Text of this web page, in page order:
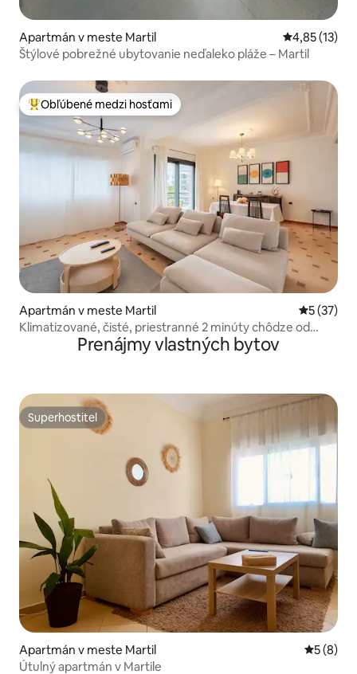
Apartmán v meste Martil Priemerné
4,85 (13)
Štýlové pobrežné ubytovanie neďaleko pláže – Martil
Najobľúbenejšie medzi hosťami
Obľúbené medzi hosťami
Apartmán v meste Martil
5 (37)
Klimatizované, čisté, priestranné 2 minúty chôdze od
Prenájmy vlastných bytov
Superhostiteľ
Superhostiteľ
Apartmán v meste Martil
5 (8)
Útulný apartmán v Martile